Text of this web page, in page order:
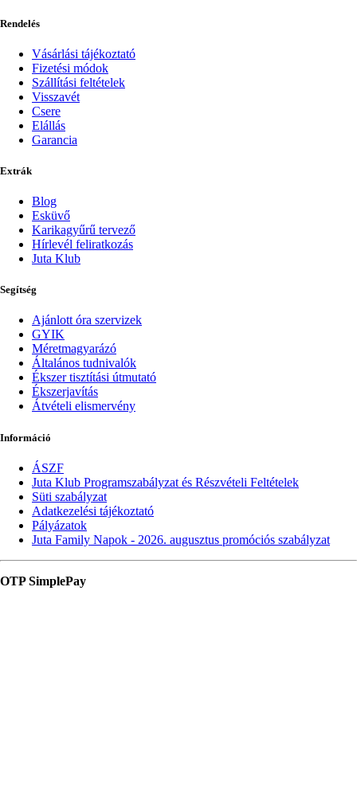
Rendelés
Vásárlási tájékoztató
Fizetési módok
Szállítási feltételek
Visszavét
Csere
Elállás
Garancia
Extrák
Blog
Esküvő
Karikagyűrű tervező
Hírlevél feliratkozás
Juta Klub
Segítség
Ajánlott óra szervizek
GYIK
Méretmagyarázó
Általános tudnivalók
Ékszer tisztítási útmutató
Ékszerjavítás
Átvételi elismervény
Információ
ÁSZF
Juta Klub Programszabályzat és Részvételi Feltételek
Süti szabályzat
Adatkezelési tájékoztató
Pályázatok
Juta Family Napok - 2026. augusztus promóciós szabályzat
OTP SimplePay